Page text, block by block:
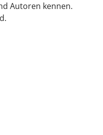
Autoren kennen.